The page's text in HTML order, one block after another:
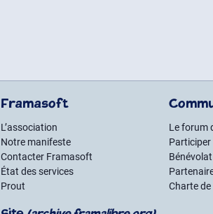
Framasoft
L’association
Notre manifeste
Contacter Framasoft
État des services
Prout
Le forum
Participer
Charte